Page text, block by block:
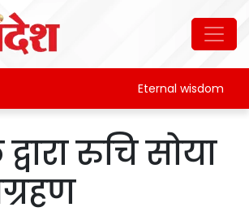
Eternal wisdom
रुचि सोया